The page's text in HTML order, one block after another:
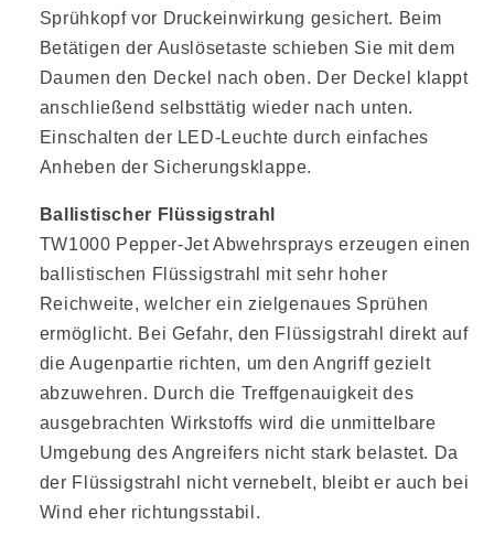
Sprühkopf vor Druckeinwirkung gesichert. Beim
Betätigen der Auslösetaste schieben Sie mit dem
Daumen den Deckel nach oben. Der Deckel klappt
anschließend selbsttätig wieder nach unten.
Einschalten der LED-Leuchte durch einfaches
Anheben der Sicherungsklappe.
Ballistischer Flüssigstrahl
TW1000 Pepper-Jet Abwehrsprays erzeugen einen
ballistischen Flüssigstrahl mit sehr hoher
Reichweite, welcher ein zielgenaues Sprühen
ermöglicht. Bei Gefahr, den Flüssigstrahl direkt auf
die Augenpartie richten, um den Angriff gezielt
abzuwehren. Durch die Treffgenauigkeit des
ausgebrachten Wirkstoffs wird die unmittelbare
Umgebung des Angreifers nicht stark belastet. Da
der Flüssigstrahl nicht vernebelt, bleibt er auch bei
Wind eher richtungsstabil.